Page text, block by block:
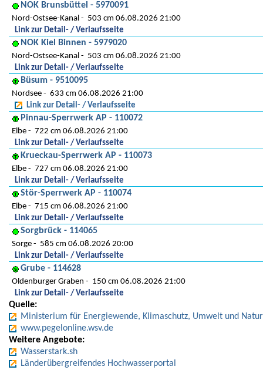
NOK Brunsbüttel - 5970091
Nord-Ostsee-Kanal
503 cm 06.08.2026 21:00
Link zur Detail- / Verlaufsseite
NOK Kiel Binnen - 5979020
Nord-Ostsee-Kanal
503 cm 06.08.2026 21:00
Link zur Detail- / Verlaufsseite
Büsum - 9510095
Nordsee
633 cm 06.08.2026 21:00
Link zur Detail- / Verlaufsseite
Pinnau-Sperrwerk AP - 110072
Elbe
722 cm 06.08.2026 21:00
Link zur Detail- / Verlaufsseite
Krueckau-Sperrwerk AP - 110073
Elbe
727 cm 06.08.2026 21:00
Link zur Detail- / Verlaufsseite
Stör-Sperrwerk AP - 110074
Elbe
715 cm 06.08.2026 21:00
Link zur Detail- / Verlaufsseite
Sorgbrück - 114065
Sorge
585 cm 06.08.2026 20:00
Link zur Detail- / Verlaufsseite
Grube - 114628
Oldenburger Graben
150 cm 06.08.2026 21:00
Link zur Detail- / Verlaufsseite
Quelle:
Ministerium für Energiewende, Klimaschutz, Umwelt und Natur
www.pegelonline.wsv.de
Weitere Angebote:
Wasserstark.sh
Länderübergreifendes Hochwasserportal